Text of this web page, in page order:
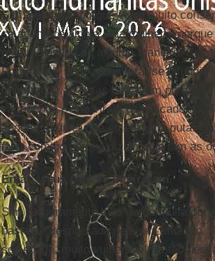
Sim, pensava, porque eram muito
se acontece algo a uma mulher é
estava vestida de alguma maneira.
Porém logo se expôs a fora, se
importante, as notas baixavam porque
vagabunda e não viram os indicadores.
apontar, a dizer que eu era uma puta.
falar comigo porque diziam que iam as
Então, seus pais se inteiraram.
Sim. Seguramente lhes gerou muita
bastante desprezada pela sua atuação.
sociedade, muito vulnerável. Então